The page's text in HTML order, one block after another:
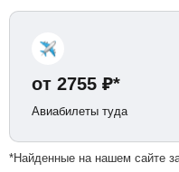
от 2755 ₽*
Авиабилеты туда
*Найденные на нашем сайте